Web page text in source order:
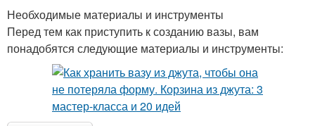
Необходимые материалы и инструменты
Перед тем как приступить к созданию вазы, вам
понадобятся следующие материалы и инструменты: